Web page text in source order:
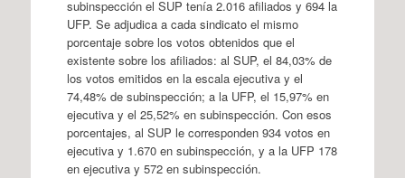
subinspección el SUP tenía 2.016 afiliados y 694 la
UFP. Se adjudica a cada sindicato el mismo
porcentaje sobre los votos obtenidos que el
existente sobre los afiliados: al SUP, el 84,03% de
los votos emitidos en la escala ejecutiva y el
74,48% de subinspección; a la UFP, el 15,97% en
ejecutiva y el 25,52% en subinspección. Con esos
porcentajes, al SUP le corresponden 934 votos en
ejecutiva y 1.670 en subinspección, y a la UFP 178
en ejecutiva y 572 en subinspección.